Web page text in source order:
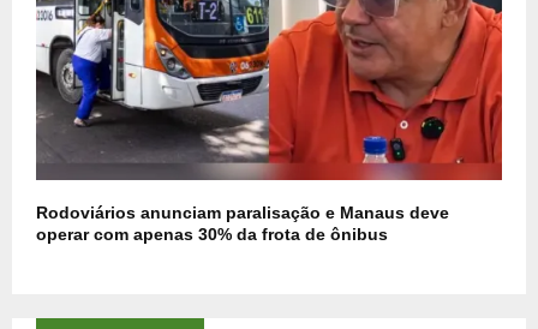
Rodoviários anunciam paralisação e Manaus deve
operar com apenas 30% da frota de ônibus